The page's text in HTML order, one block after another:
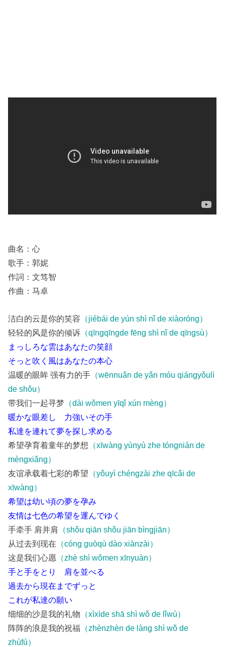
曲名：心
歌手：郭妮
作詞：文笃智
作曲：马卓
洁白的云是你的笑容 （jiébái de yún shì nǐ de xiàoróng）
轻轻的风是你的倾诉 （qīngqīngde fēng shì nǐ de qīngsù）
まっしろな雲はあなたの笑顔
そっと吹く風はあなたの本心
温暖的眼眸 强有力的手 （wēnnuǎn de yǎn móu qiángyǒulì
de shǒu）
带我们一起寻梦 （dài wǒmen yīqǐ xún mèng）
暖かな眼差し 力強いその手
私達を連れて夢を探し求める
希望孕育着童年的梦想 （xīwàng yùnyù zhe tóngnián de
mèngxiǎng）
友谊承载着七彩的希望 （yǒuyì chéngzài zhe qīcǎi de
xīwàng）
希望は幼い頃の夢を孕み
友情は七色の希望を運んでゆく
手牵手 肩并肩
（shǒu qiān shǒu jiān bìngjiān）
从过去到现在 （cóng guòqù dào xiànzài）
这是我们心愿 （zhè shì wǒmen xīnyuàn）
手と手をとり 肩を並べる
過去から現在までずっと
これが私達の願い
细细的沙是我的礼物 （xìxìde shā shì wǒ de lǐwù）
阵阵的浪是我的祝福 （zhènzhèn de làng shì wǒ de
zhùfú）